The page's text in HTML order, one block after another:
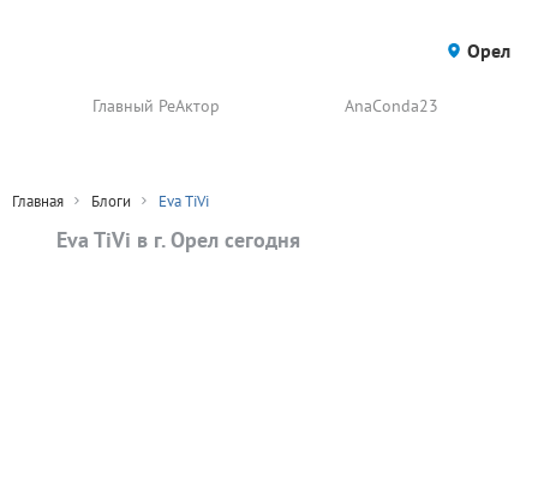
Орел
Главный РеАктор AnaConda23
Главная Блоги Eva TiVi
Eva TiVi в г. Орел сегодня